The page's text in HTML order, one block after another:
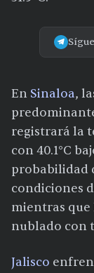
En Sinaloa,
registrará la
con 40.1°C
probabilidad
condiciones
mientras que
nublado con
Jalisco